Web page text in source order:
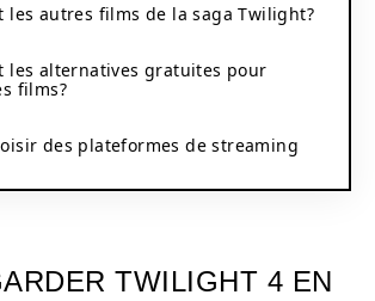
les autres films de la saga Twilight?
les alternatives gratuites pour
films?
des plateformes de streaming
TWILIGHT 4 EN